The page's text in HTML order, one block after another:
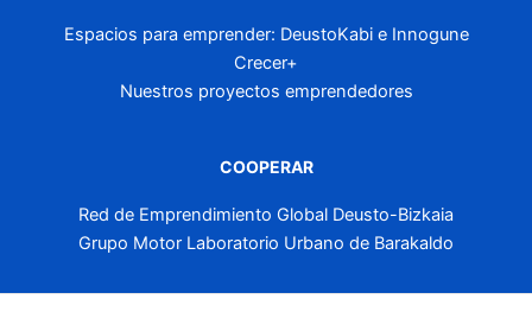
Espacios para emprender: DeustoKabi e Innogune
Crecer+
Nuestros proyectos emprendedores
COOPERAR
Red de Emprendimiento Global Deusto-Bizkaia
Grupo Motor Laboratorio Urbano de Barakaldo